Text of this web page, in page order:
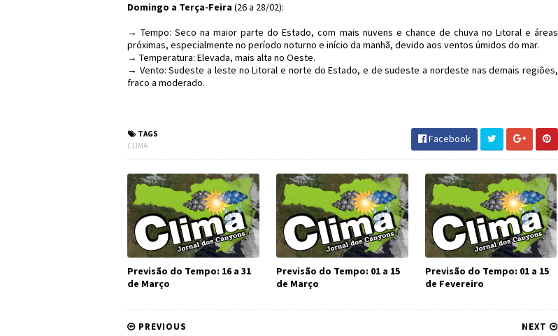
Domingo a Terça-Feira (26 a 28/02):
→ Tempo: Seco na maior parte do Estado, com mais nuvens e chance de chuva no Litoral e áreas
próximas, especialmente no período noturno e início da manhã, devido aos ventos úmidos do mar.
→ Temperatura: Elevada, mais alta no Oeste.
→ Vento: Sudeste a leste no Litoral e norte do Estado, e de sudeste a nordeste nas demais regiões,
fraco a moderado.
TAGS
CLIMA
Facebook
Previsão do Tempo: 16 a 31
de Março
Previsão do Tempo: 01 a 15
de Março
Previsão do Tempo: 01 a 15
de Fevereiro
NEXT
PREVIOUS